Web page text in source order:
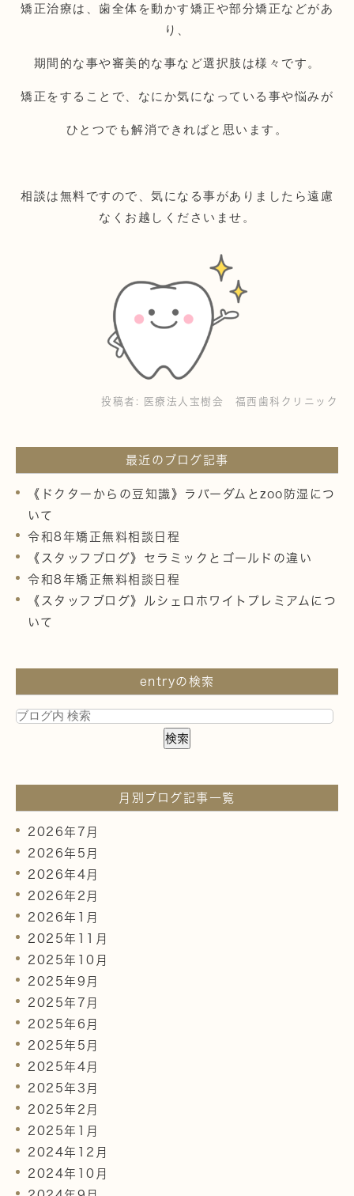
矯正治療は、歯全体を動かす矯正や部分矯正などがあ
り、
期間的な事や審美的な事など選択肢は様々です。
矯正をすることで、なにか気になっている事や悩みが
ひとつでも解消できればと思います。
相談は無料ですので、気になる事がありましたら遠慮
なくお越しくださいませ。
投稿者: 医療法人宝樹会 福西歯科クリニック
最近のブログ記事
《ドクターからの豆知識》ラバーダムとzoo防湿につ
いて
令和8年矯正無料相談日程
《スタッフブログ》セラミックとゴールドの違い
令和8年矯正無料相談日程
《スタッフブログ》ルシェロホワイトプレミアムにつ
いて
entryの検索
月別ブログ記事一覧
2026年7月
2026年5月
2026年4月
2026年2月
2026年1月
2025年11月
2025年10月
2025年9月
2025年7月
2025年6月
2025年5月
2025年4月
2025年3月
2025年2月
2025年1月
2024年12月
2024年10月